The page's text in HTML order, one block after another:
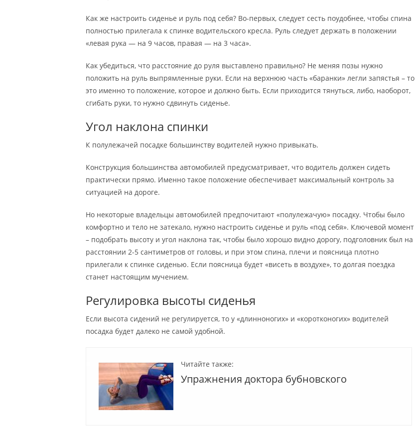
Как же настроить сиденье и руль под себя? Во-первых, следует сесть поудобнее, чтобы спина
полностью прилегала к спинке водительского кресла. Руль следует держать в положении
«левая рука — на 9 часов, правая — на 3 часа».
Как убедиться, что расстояние до руля выставлено правильно? Не меняя позы нужно
положить на руль выпрямленные руки. Если на верхнюю часть «баранки» легли запястья – то
это именно то положение, которое и должно быть. Если приходится тянуться, либо, наоборот,
сгибать руки, то нужно сдвинуть сиденье.
Угол наклона спинки
К полулежачей посадке большинству водителей нужно привыкать.
Конструкция большинства автомобилей предусматривает, что водитель должен сидеть
практически прямо. Именно такое положение обеспечивает максимальный контроль за
ситуацией на дороге.
Но некоторые владельцы автомобилей предпочитают «полулежачую» посадку. Чтобы было
комфортно и тело не затекало, нужно настроить сиденье и руль «под себя». Ключевой момент
– подобрать высоту и угол наклона так, чтобы было хорошо видно дорогу, подголовник был на
расстоянии 2-5 сантиметров от головы, и при этом спина, плечи и поясница плотно
прилегали к спинке сиденью. Если поясница будет «висеть в воздухе», то долгая поездка
станет настоящим мучением.
Регулировка высоты сиденья
Если высота сидений не регулируется, то у «длинноногих» и «коротконогих» водителей
посадка будет далеко не самой удобной.
Читайте также:
Упражнения доктора бубновского